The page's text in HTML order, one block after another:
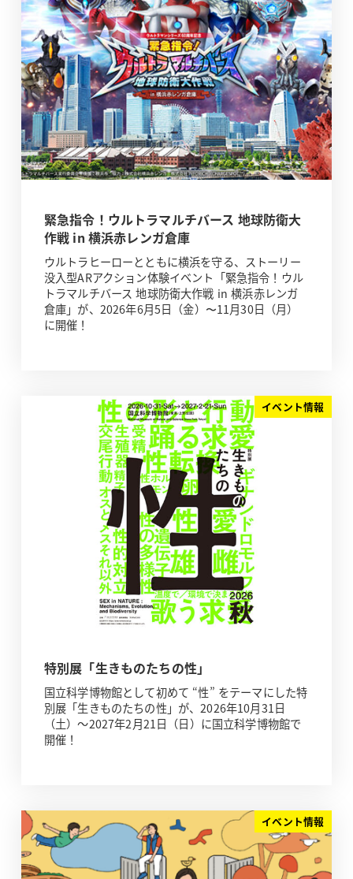
緊急指令！ウルトラマルチバース 地球防衛大
作戦 in 横浜赤レンガ倉庫
ウルトラヒーローとともに横浜を守る、ストーリー
没入型ARアクション体験イベント「緊急指令！ウル
トラマルチバース 地球防衛大作戦 in 横浜赤レンガ
倉庫」が、2026年6月5日（金）〜11月30日（月）
に開催！
イベント情報
特別展「生きものたちの性」
国立科学博物館として初めて “性” をテーマにした特
別展「生きものたちの性」が、2026年10月31日
（土）～2027年2月21日（日）に国立科学博物館で
開催！
イベント情報